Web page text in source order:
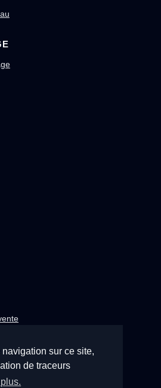
sur ce site,
de traceurs